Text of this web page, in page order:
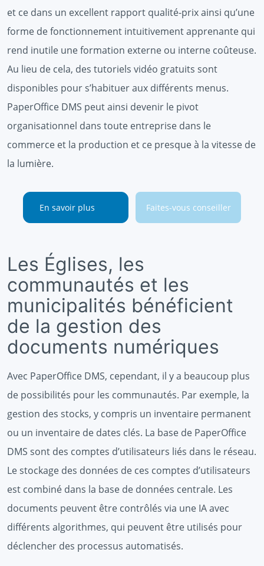
et ce dans un excellent rapport qualité-prix ainsi qu’une
forme de fonctionnement intuitivement apprenante qui
rend inutile une formation externe ou interne coûteuse.
Au lieu de cela, des tutoriels vidéo gratuits sont
disponibles pour s’habituer aux différents menus.
PaperOffice DMS peut ainsi devenir le pivot
organisationnel dans toute entreprise dans le
commerce et la production et ce presque à la vitesse de
la lumière.
En savoir plus Faites-vous conseiller
Les Églises, les
communautés et les
municipalités bénéficient
de la gestion des
documents numériques
Avec PaperOffice DMS, cependant, il y a beaucoup plus
de possibilités pour les communautés. Par exemple, la
gestion des stocks, y compris un inventaire permanent
ou un inventaire de dates clés. La base de PaperOffice
DMS sont des comptes d’utilisateurs liés dans le réseau.
Le stockage des données de ces comptes d’utilisateurs
est combiné dans la base de données centrale. Les
documents peuvent être contrôlés via une IA avec
différents algorithmes, qui peuvent être utilisés pour
déclencher des processus automatisés.